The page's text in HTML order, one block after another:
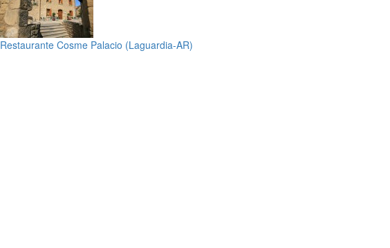
Restaurante Cosme Palacio (Laguardia-AR)